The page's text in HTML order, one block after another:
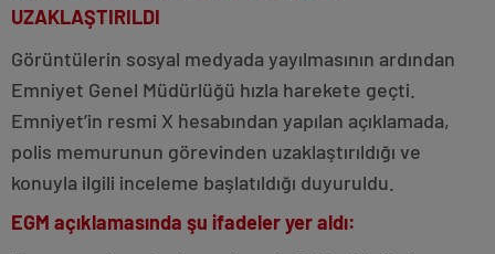
UZAKLAŞTIRILDI
Görüntülerin sosyal medyada yayılmasının ardından
Emniyet Genel Müdürlüğü hızla harekete geçti.
Emniyet’in resmi X hesabından yapılan açıklamada,
polis memurunun görevinden uzaklaştırıldığı ve
konuyla ilgili inceleme başlatıldığı duyuruldu.
EGM açıklamasında şu ifadeler yer aldı: